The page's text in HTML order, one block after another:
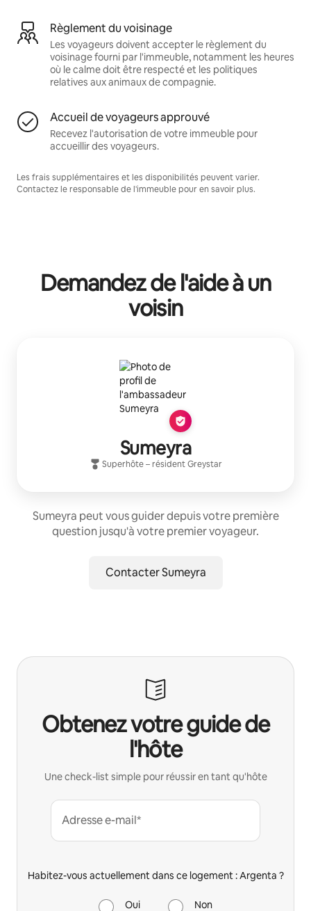
Règlement du voisinage
Les voyageurs doivent accepter le règlement du
voisinage fourni par l'immeuble, notamment les heures
où le calme doit être respecté et les politiques
relatives aux animaux de compagnie.
Accueil de voyageurs approuvé
Recevez l'autorisation de votre immeuble pour
accueillir des voyageurs.
Les frais supplémentaires et les disponibilités peuvent varier.
Contactez le responsable de l'immeuble pour en savoir plus.
Demandez de l'aide à un
voisin
Sumeyra
Superhôte– résidentGreystar
Sumeyra peut vous guider depuis votre première
question jusqu'à votre premier voyageur.
Contacter Sumeyra
Obtenez votre guide de
l'hôte
Une check-list simple pour réussir en tant qu'hôte
Adresse e-mail*
Habitez-vous actuellement dans ce logement : Argenta ?
Oui Non